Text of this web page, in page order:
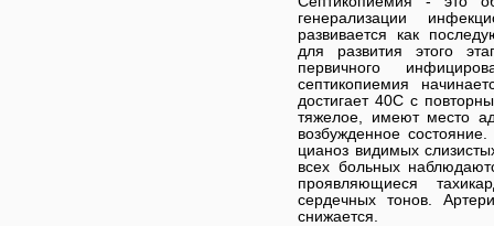
генерализации
развивается как
для развития этого
первичного
септикопиемия
достигает 40С с
тяжелое, имеют место
возбужденное
цианоз видимых
всех больных
проявляющиеся
сердечных тонов.
снижается.